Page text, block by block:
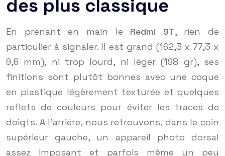
des plus classique
En prenant en main le Redmi 9T, rien de
particulier à signaler. Il est grand (162,3 x 77,3 x
9,6 mm), ni trop lourd, ni léger (198 gr), ses
finitions sont plutôt bonnes avec une coque
en plastique légèrement texturée et quelques
reflets de couleurs pour éviter les traces de
doigts. A l’arrière, nous retrouvons, dans le coin
supérieur gauche, un appareil photo dorsal
assez imposant et parfois même un peu